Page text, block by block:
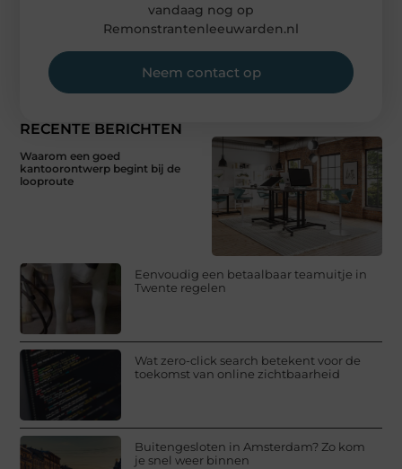
RECENTE BERICHTEN
Waarom een goed
kantoorontwerp begint bij de
looproute
Eenvoudig een betaalbaar teamuitje in
Twente regelen
Wat zero-click search betekent voor de
toekomst van online zichtbaarheid
Buitengesloten in Amsterdam? Zo kom
je snel weer binnen
vandaag nog op
Remonstrantenleeuwarden.nl
Neem contact op